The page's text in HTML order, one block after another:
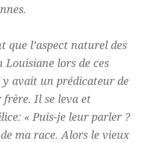
que l’aspect naturel des
Louisiane lors de ces
avait un prédicateur de
Il se leva et
« Puis-je leur parler ?
ma race. Alors le vieux